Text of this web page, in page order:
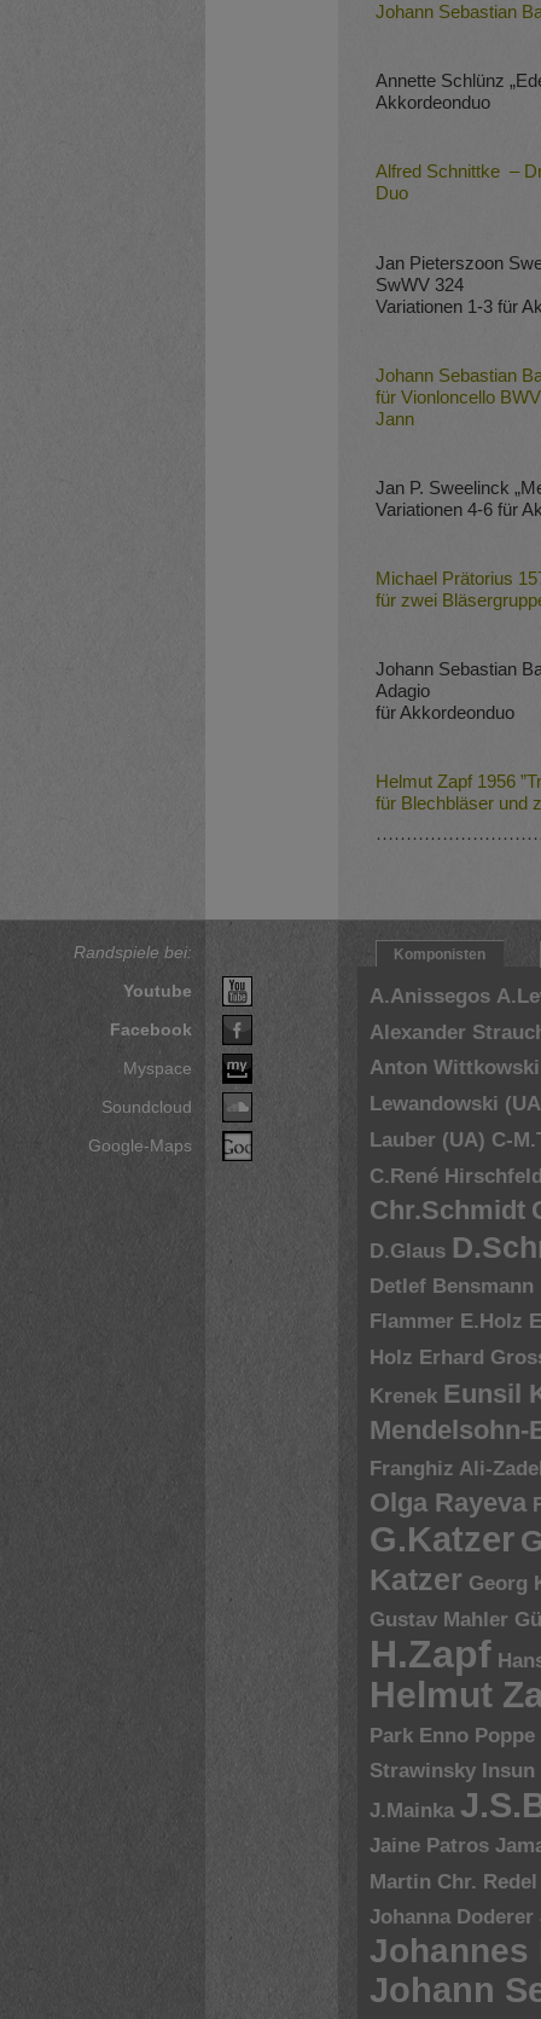
Johann Sebastian
Annette Schlünz
Akkordeonduo
Alfred Schnittke –
Duo
Jan Pieterszoon
SwWV 324
Variationen 1-3 für
Johann Sebastian
für Vionloncello
Jann
Jan P. Sweelinck
Variationen 4-6 für
Michael Prätorius
für zwei
Johann Sebastian
Adagio
für Akkordeonduo
Helmut Zapf 1956
für Blechbläser und
Randspiele bei:
Youtube
Facebook
Myspace
Soundcloud
Google-Maps
Komponisten
A.Anissegos
Alexander
Anton
Lewandowski
Lauber (UA) C-
C.René
Chr.Schmidt
D.Glaus
Detlef Bensmann
Flammer E.Holz
Holz Erhard
Krenek Eunsil
Mendelsohn-
Franghiz Ali-
Olga Rayeva
G.Katzer
Katzer Georg
Gustav Mahler
H.Zapf
Helmut
Park Enno Poppe
Strawinsky
J.Mainka
Jaine Patros
Martin Chr. Redel
Johanna Doderer
Johannes
Johann